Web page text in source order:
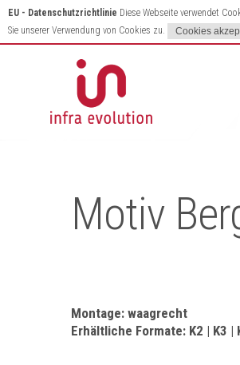
EU - Datenschutzrichtlinie Diese Webseite verwendet
Sie unserer Verwendung von Cookies zu.
Motiv
Montage: waagrecht
Erhältliche Formate: K2 | K3 |